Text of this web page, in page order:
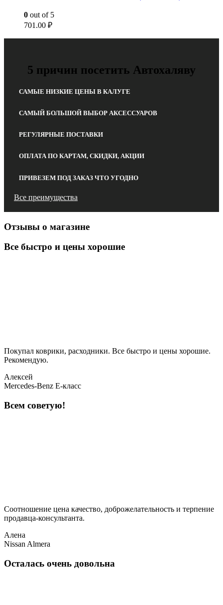
0 out of 5
701.00 ₽
5 причин посетить Автохаляву
САМЫЕ НИЗКИЕ ЦЕНЫ В КАЛУГЕ
САМЫЙ БОЛЬШОЙ ВЫБОР АКСЕССУАРОВ
РЕГУЛЯРНЫЕ ПОСТАВКИ
ОПЛАТА ПО КАРТАМ, СКИДКИ, АКЦИИ
ПРИВЕЗЕМ ПОД ЗАКАЗ ЧТО УГОДНО
Все преимущества
Отзывы о магазине
Все быстро и цены хорошие
Покупал коврики, расходники. Все быстро и цены хорошие.
Рекомендую.
Алексей
Mercedes-Benz E-класс
Всем советую!
Соотношение цена качество, доброжелательность и терпение
продавца-консультанта.
Алена
Nissan Almera
Осталась очень довольна